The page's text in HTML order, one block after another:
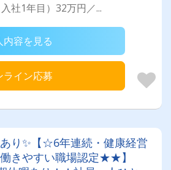
社1年目）32万円／...
内容を見る
ライン応募
り✨【☆6年連続・健康経営
きやすい職場認定★★】